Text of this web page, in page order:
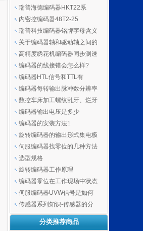
瑞普海德编码器HKT22系
内密控编码器48T2-25
瑞普科技编码器铭牌字母含义
关于编码器轴和驱动轴之间的
高精度绣花机编码器同步测速
编码器的线接错会怎么样?
编码器HTL信号和TTL有
编码器每转输出脉冲数分辨率
数控车床加工螺纹乱牙、烂牙
编码器输出电压是多少
编码器的安装方法1
旋转编码器的输出形式集电极
伺服编码器找零位的几种方法
选型规格
旋转编码器工作原理
编码器零位在工作现场中状态
伺服编码器UVW信号是如何
传感器系列知识-传感器的分
分类推荐商品